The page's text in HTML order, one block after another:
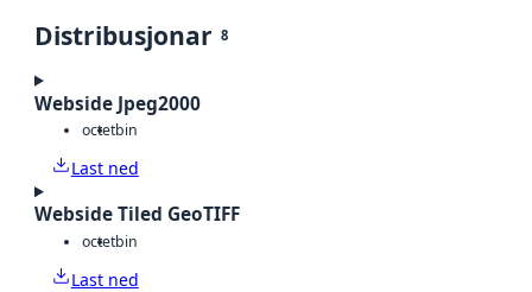
Distribusjonar 8
Webside Jpeg2000
octetbin
Last ned
Webside Tiled GeoTIFF
octetbin
Last ned